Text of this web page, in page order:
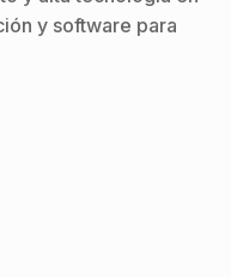
y software para